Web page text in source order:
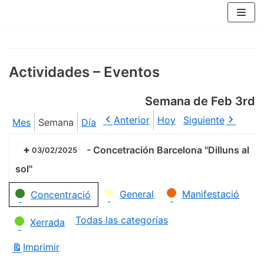
Actividades – Eventos
Semana de Feb 3rd
Mes Semana Día Anterior Hoy Siguiente
03/02/2025 - Concetración Barcelona "Dilluns al
sol"
Categorías
Concentració General Manifestació
Xerrada Todas las categorías
Imprimir